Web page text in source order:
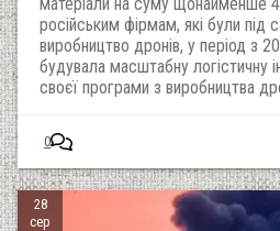
російським фірмам, які були під
виробництво дронів, у період з
будувала масштабну логістичну
своєї програми з виробництва
0
28
сер